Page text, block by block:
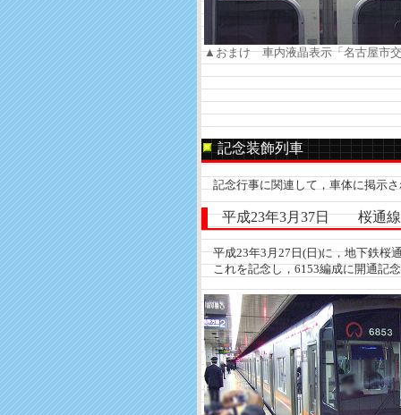
▲おまけ 車内液晶表示「名古屋市
記念装飾列車
記念行事に関連して，車体に掲示
平成23年3月37日 桜通線
平成23年3月27日(日)に，地下鉄桜
これを記念し，6153編成に開通記念